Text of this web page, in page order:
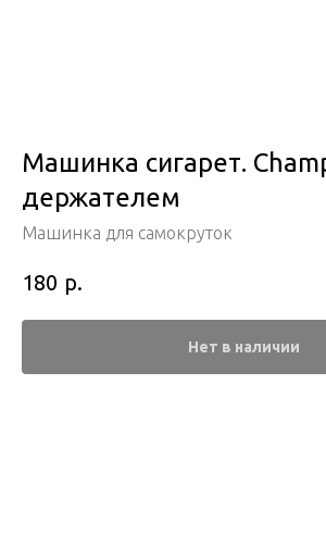
Машинка сигарет.
держателем
Машинка для самокруток
180 р.
Нет в наличии